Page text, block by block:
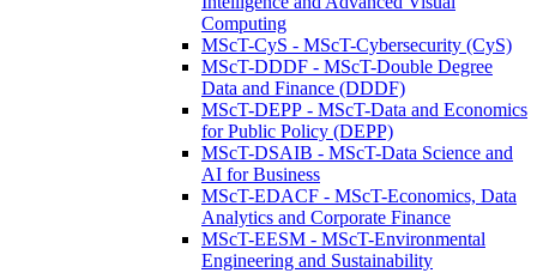
Computing
MScT-CyS - MScT-Cybersecurity (CyS)
MScT-DDDF - MScT-Double Degree
Data and Finance (DDDF)
MScT-DEPP - MScT-Data and Economics
for Public Policy (DEPP)
MScT-DSAIB - MScT-Data Science and
AI for Business
MScT-EDACF - MScT-Economics, Data
Analytics and Corporate Finance
MScT-EESM - MScT-Environmental
Engineering and Sustainability